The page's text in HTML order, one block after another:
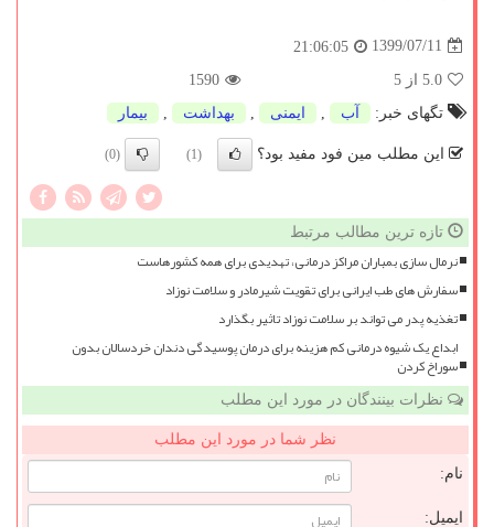
1399/07/11
21:06:05
5.0 از 5
1590
تگهای خبر:
آب ایمنی بهداشت بیمار
این مطلب مین فود مفید بود؟ (1)
(0)
تازه ترین مطالب مرتبط
نرمال سازی بمباران مراکز درمانی، تهدیدی برای همه کشورهاست
سفارش های طب ایرانی برای تقویت شیرمادر و سلامت نوزاد
تغذیه پدر می تواند بر سلامت نوزاد تاثیر بگذارد
ابداع یک شیوه درمانی کم هزینه برای درمان پوسیدگی دندان خردسالان بدون
سوراخ کردن
نظرات بینندگان در مورد این مطلب
نظر شما در مورد این مطلب
نام:
ایمیل: